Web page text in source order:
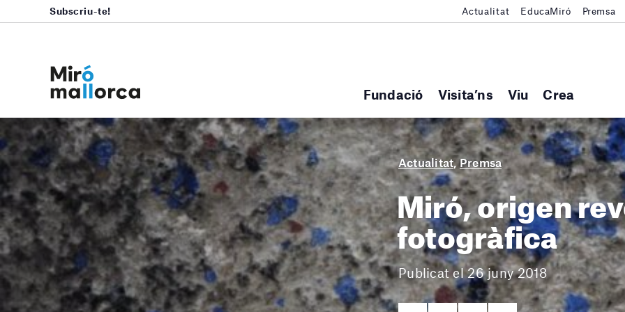
Fundació Visita’ns Viu Crea
Subscriu-te! Actualitat EducaMiró Premsa
Actualitat,Premsa
Miró, origen
fotogràfica
Publicat el 26 juny 2018